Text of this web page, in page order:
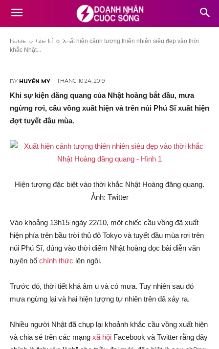
Home Giải trí
Xuất hiện cảnh tượng thiên nhiên siêu đẹp vào thời
khắc Nhật...
nhiên siêu đẹp vào thời khắc
Nhật Hoàng đăng quang –
Chuyện lạ
BY HUYỀN MY THÁNG 10 24, 2019
Khi sự kiện đăng quang của Nhật hoàng bắt đầu, mưa
ngừng rơi, cầu vồng xuất hiện và trên núi Phú Sĩ xuất hiện
đợt tuyết đầu mùa.
Hiện tượng đặc biệt vào thời khắc Nhật Hoàng đăng quang.
Ảnh: Twitter
Vào khoảng 13h15 ngày 22/10, một chiếc cầu vồng đã xuất
hiện phía trên bầu trời thủ đô Tokyo và tuyết đầu mùa rơi trên
núi Phú Sĩ, đúng vào thời điểm Nhật hoàng đọc bài diễn văn
tuyên bố chính thức lên ngôi.
Trước đó, thời tiết khá âm u và có mưa. Tuy nhiên sau đó
mưa ngừng lại và hai hiện tượng tự nhiên trên đã xảy ra.
Nhiều người Nhật đã chụp lại khoảnh khắc cầu vồng xuất hiện
và chia sẻ trên các mạng xã hội Facebook và Twitter rằng đây